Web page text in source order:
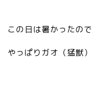
この日は暑かったので
やっぱりガオ（猛獣